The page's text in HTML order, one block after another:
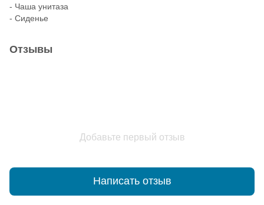
- Чаша унитаза
- Сиденье
Отзывы
Добавьте первый отзыв
Написать отзыв